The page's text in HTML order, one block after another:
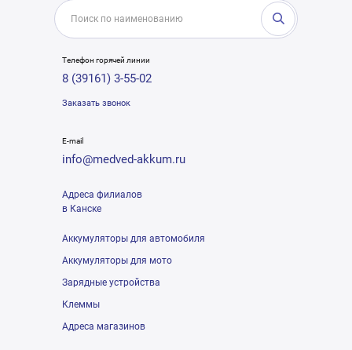
Телефон горячей линии
8 (39161) 3-55-02
Заказать звонок
E-mail
info@medved-akkum.ru
Адреса филиалов
в Канске
Аккумуляторы для автомобиля
Аккумуляторы для мото
Зарядные устройства
Клеммы
Адреса магазинов